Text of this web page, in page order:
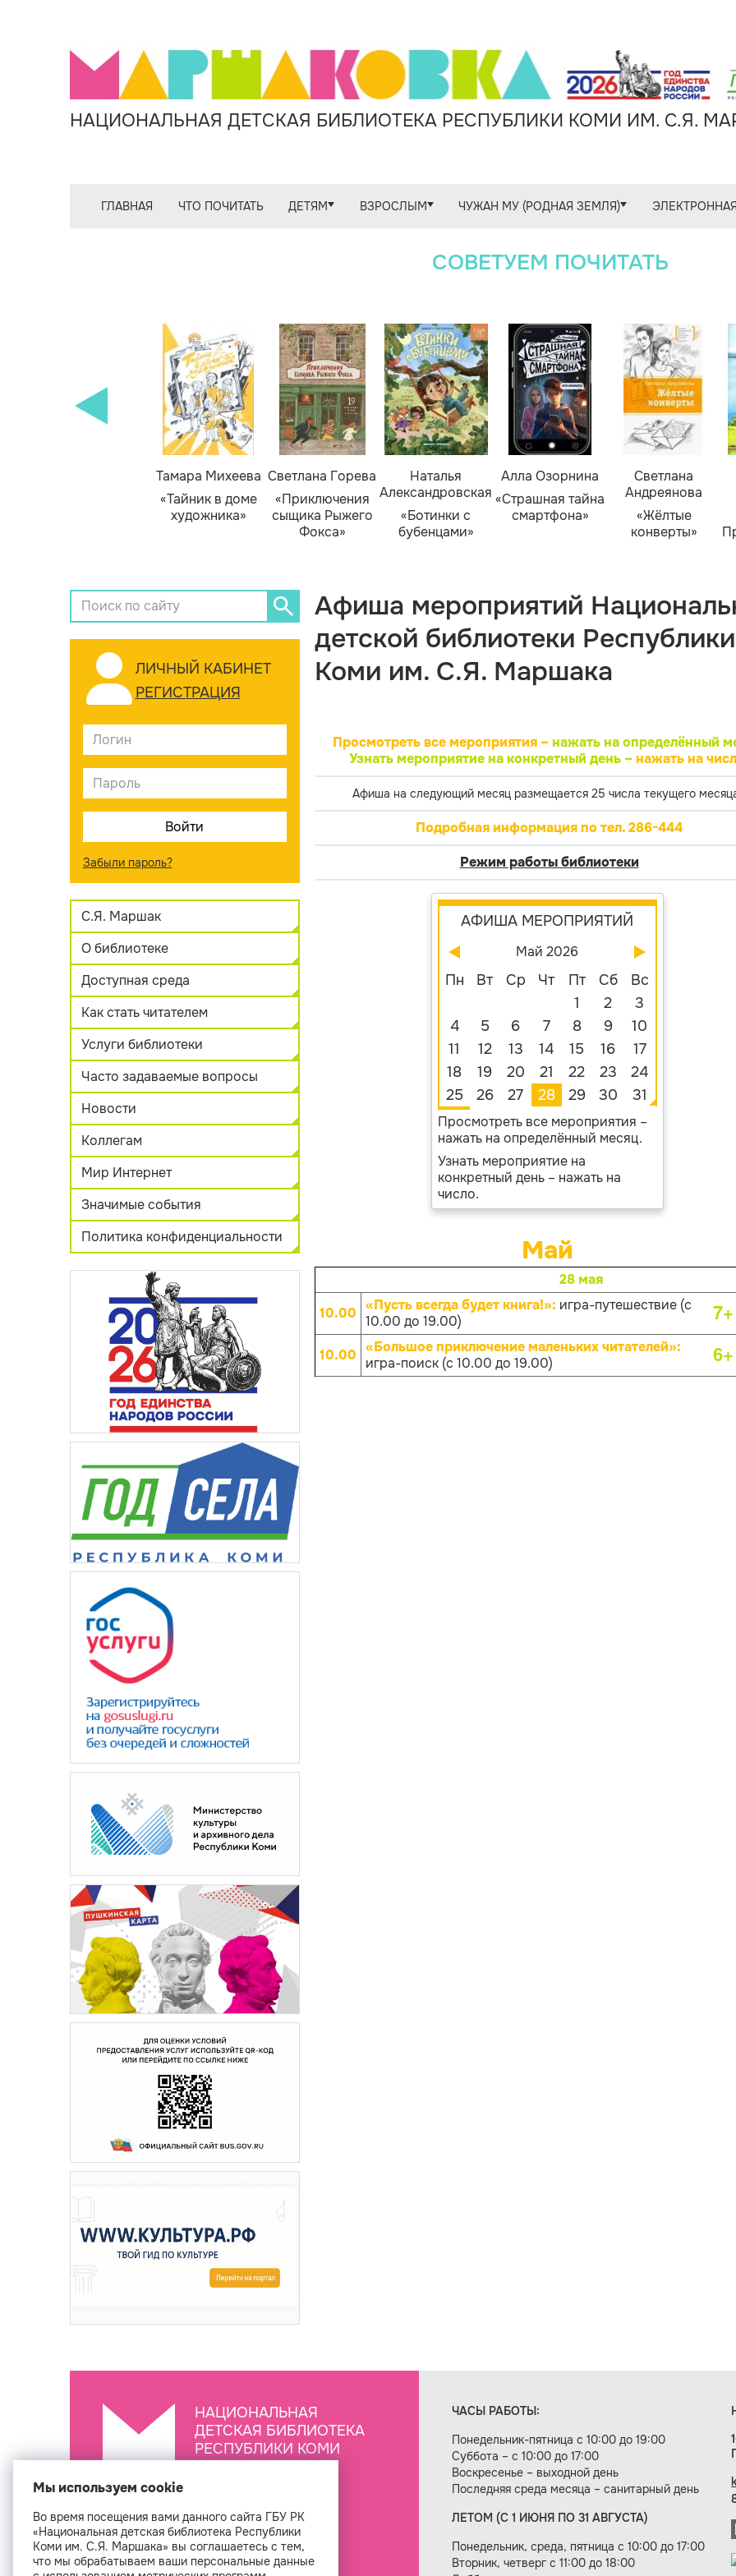
НАЦИОНАЛЬНАЯ ДЕТСКАЯ БИБЛИОТЕКА РЕСПУБЛИКИ КОМИ ИМ. С.Я.
ГЛАВНАЯ ЧТО ПОЧИТАТЬ ДЕТЯМ ВЗРОСЛЫМ ЧУЖАН МУ (РОДНАЯ ЗЕМЛЯ)
СОВЕТУЕМ ПОЧИТАТЬ
Тамара Михеева
«Тайник в доме
художника»
Светлана Горева
«Приключения
сыщика Рыжего
Фокса»
Наталья
Александровская
«Ботинки с
бубенцами»
Алла Озорнина
«Страшная тайна
смартфона»
Светлана
Андреянова
«Жёлтые
конверты»
ЛИЧНЫЙ КАБИНЕТ
РЕГИСТРАЦИЯ
Забыли пароль?
С.Я. Маршак
О библиотеке
Доступная среда
Как стать читателем
Услуги библиотеки
Часто задаваемые вопросы
Новости
Коллегам
Мир Интернет
Значимые события
Политика конфиденциальности
Афиша мероприятий
детской библиотеки Республики
Коми им. С.Я. Маршака
Просмотреть все мероприятия – нажать на определённый
Узнать мероприятие на конкретный день –нажать на
Афиша на следующий месяц размещается 25 числа текущего
Подробная информация по тел. 286-444
Режим работы библиотеки
АФИША МЕРОПРИЯТИЙ
Май 2026
Пн Вт Ср Чт Пт Сб
Вс
1
2
3
4
5 6 7 8 9
10
11
12 13 14 15 16
17
18
19 20 21 22 23
24
25
26 27 28 29 30 31
Просмотреть все мероприятия –
нажать на определённый месяц.
Узнать мероприятие на
конкретный день – нажать на
число.
Май
28 мая
10.00 «Пусть всегда будет книга!»: игра-путешествие (с
10.00 до 19.00)
7+
10.00 «Большое приключение маленьких читателей»:
игра-поиск (с 10.00 до 19.00)
6+
НАЦИОНАЛЬНАЯ
ДЕТСКАЯ БИБЛИОТЕКА
РЕСПУБЛИКИ КОМИ
ЧАСЫ РАБОТЫ:
Понедельник-пятница с 10:00 до 19:00
Суббота – с 10:00 до 17:00
Воскресенье – выходной день
Последняя среда месяца – санитарный день
ЛЕТОМ (С 1 ИЮНЯ ПО 31 АВГУСТА)
Понедельник, среда, пятница с 10:00 до 17:00
Вторник, четверг с 11:00 до 18:00
Создание сайта — веб-студия «Цифровой век»
Мы используем cookie
Во время посещения вами данного сайта ГБУ РК
«Национальная детская библиотека Республики
Коми им. С.Я. Маршака» вы соглашаетесь с тем,
что мы обрабатываем ваши персональные данные